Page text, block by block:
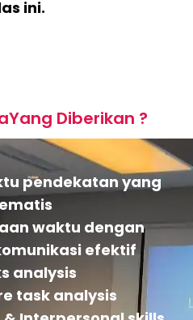
ini.
Diberikan ?
pendekatan yang
waktu dengan
efektif
analysis
task analysis